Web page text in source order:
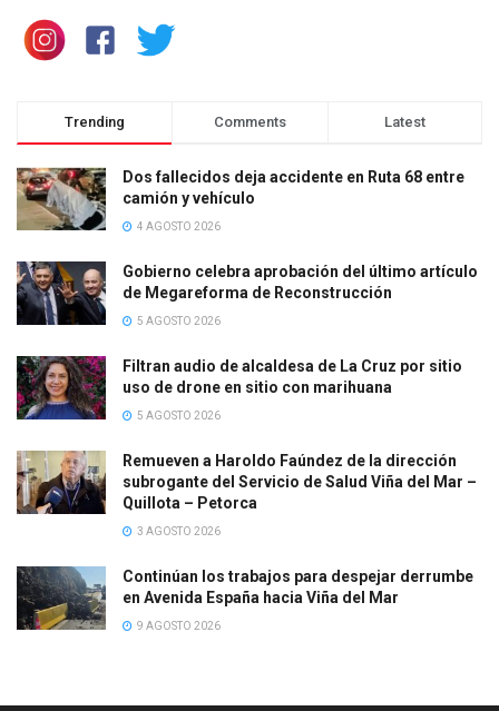
Trending Comments Latest
Dos fallecidos deja accidente en Ruta 68 entre
camión y vehículo
4 AGOSTO 2026
Gobierno celebra aprobación del último artículo
de Megareforma de Reconstrucción
5 AGOSTO 2026
Filtran audio de alcaldesa de La Cruz por sitio
uso de drone en sitio con marihuana
5 AGOSTO 2026
Remueven a Haroldo Faúndez de la dirección
subrogante del Servicio de Salud Viña del Mar –
Quillota – Petorca
3 AGOSTO 2026
Continúan los trabajos para despejar derrumbe
en Avenida España hacia Viña del Mar
9 AGOSTO 2026